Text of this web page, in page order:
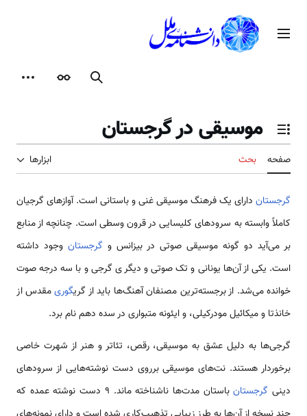
محتوامنوی اصلی
جستجوظاهر
تغییر وضعیت فهرست محتویات
موسیقی در گرجستان
صفحه بحث ابزارها
گرجستان دارای یک فرهنگ موسیقی غنی و باستانی است. آوازهای گرجیان
کاملاً وابسته به سرودهای کلیسایی در قرون وسطی است. چنانچه از منابع
بر می‌آید دو گونه موسیقی صوتی در بیزانس و گرجستان وجود داشته
است. یکی از آن‌ها یونانی و تک صوتی و دیگر ی گرجی و با سه درجه صوت
خوانده می‌شد. از برجسته‌ترین مصنفان آهنگ‌ها باید از گریگوریمقدس از
خانذتا و میکائیل مودرکیلی، و ایئونه متبواری در سده دهم نام برد.
گرجی‌ها به دلیل عشق به موسیقی، رقص، تئاتر و هنر از شهرت خاصی
برخوردار هستند. نت‌های موسیقی برروی دست نوشته‌هایی از سرودهای
دینی گرجستان
باستان مدت‌ها ناشناخته ماند. 9 دست نوشته عمده که